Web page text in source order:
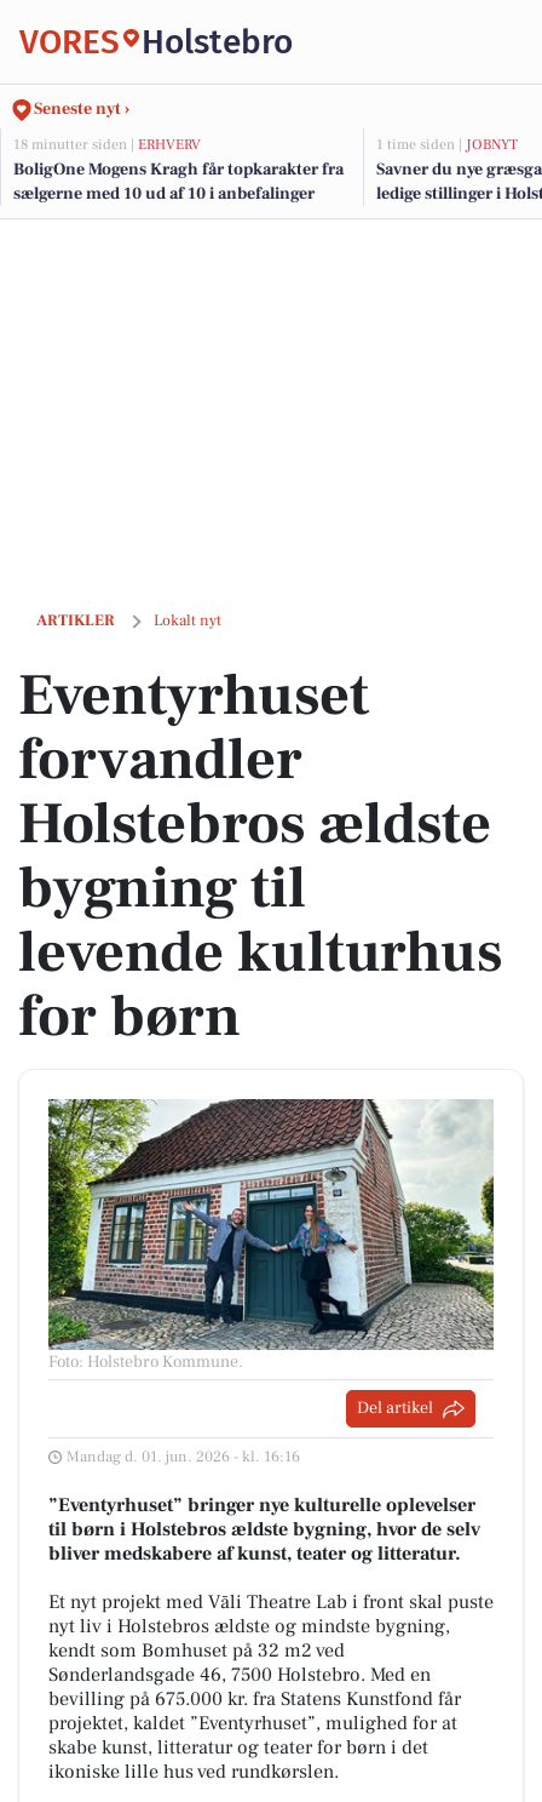
VORES Holstebro
Seneste nyt ›
18 minutter siden | ERHVERV
BoligOne Mogens Kragh får topkarakter fra
sælgerne med 10 ud af 10 i anbefalinger
1 time siden | JOBNYT
Savner du nye
ledige stillinger i
ARTIKLER Lokalt nyt
Eventyrhuset forvandler Holstebros ældste bygning til levende
Eventyrhuset
forvandler
Holstebros ældste
bygning til
levende kulturhus
for børn
Foto: Holstebro Kommune.
Del artikel
Mandag d. 01. jun. 2026 - kl. 16:16
”Eventyrhuset” bringer nye kulturelle oplevelser
til børn i Holstebros ældste bygning, hvor de selv
bliver medskabere af kunst, teater og litteratur.
Et nyt projekt med Vāli Theatre Lab i front skal puste
nyt liv i Holstebros ældste og mindste bygning,
kendt som Bomhuset på 32 m2 ved
Sønderlandsgade 46, 7500 Holstebro. Med en
bevilling på 675.000 kr. fra Statens Kunstfond får
projektet, kaldet ”Eventyrhuset”, mulighed for at
skabe kunst, litteratur og teater for børn i det
ikoniske lille hus ved rundkørslen.